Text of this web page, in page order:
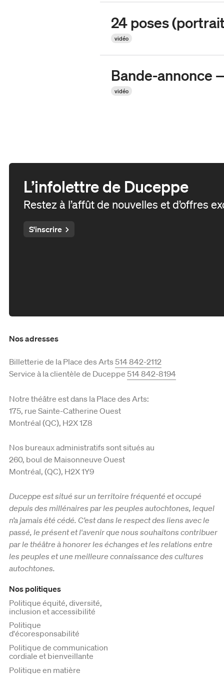
24 poses
vidéo
Bande-annonce
vidéo
L’infolettre de Duceppe
Restez à l’affût de nouvelles et d’offres
S'inscrire
Nos adresses
Billetterie de la Place des Arts 514 842-2112
Service à la clientèle de Duceppe 514 842-8194
Notre théâtre est dans la Place des Arts:
175, rue Sainte-Catherine Ouest
Montréal (QC), H2X 1Z8
Nos bureaux administratifs sont situés au
260, boul de Maisonneuve Ouest
Montréal, (QC), H2X 1Y9
Duceppe est situé sur un territoire fréquenté et occupé
depuis des millénaires par les peuples autochtones, lequel
n’a jamais été cédé. C’est dans le respect des liens avec le
passé, le présent et l'avenir que nous souhaitons contribuer
par le théâtre à honorer les échanges et les relations entre
les peuples et une meilleure connaissance des cultures
autochtones.
Nos politiques
Politique équité, diversité,
inclusion et accessibilité
Politique
d'écoresponsabilité
Politique de communication
cordiale et bienveillante
Politique en matière